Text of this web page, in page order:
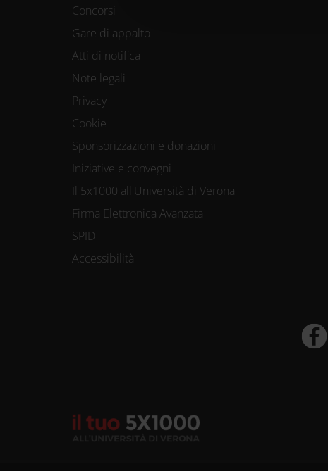
Concorsi
Gare di appalto
Atti di notifica
Note legali
Privacy
Cookie
Sponsorizzazioni e donazioni
Iniziative e convegni
Il 5x1000 all'Università di Verona
Firma Elettronica Avanzata
SPID
Accessibilità